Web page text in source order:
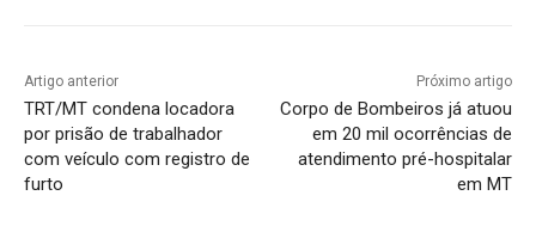
Artigo anterior
TRT/MT condena locadora
por prisão de trabalhador
com veículo com registro de
furto
Próximo artigo
Corpo de Bombeiros já atuou
em 20 mil ocorrências de
atendimento pré-hospitalar
em MT